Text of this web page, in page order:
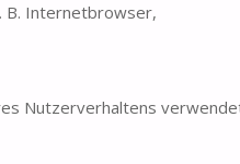
B. Internetbrowser,
Nutzerverhaltens